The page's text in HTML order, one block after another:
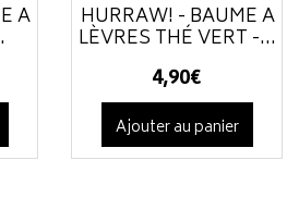
À HURRAW! - BAUME À
LÈVRES THÉ VERT -...
4,90€
Ajouter au panier